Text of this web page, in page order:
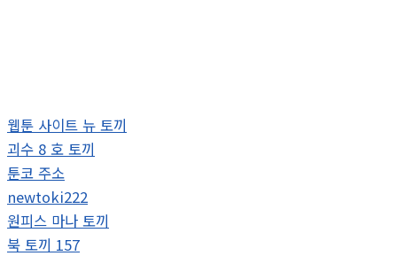
웹툰 사이트 뉴 토끼
괴수 8 호 토끼
툰코 주소
newtoki222
원피스 마나 토끼
북 토끼 157